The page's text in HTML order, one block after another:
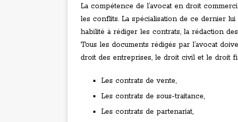
La compétence de l’avocat en droit
les conflits. La spécialisation de ce dernier lui
habilité à rédiger les contrats, la rédaction
Tous les documents rédigés par l’avocat
droit des entreprises, le droit civil et le droit
Les contrats de vente,
Les contrats de sous-traitance,
Les contrats de partenariat,